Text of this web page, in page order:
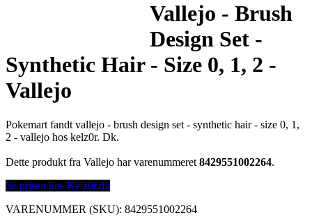
Vallejo - Brush
Design Set -
Synthetic Hair - Size 0, 1, 2 -
Vallejo
Pokemart fandt vallejo - brush design set - synthetic hair - size 0, 1,
2 - vallejo hos kelz0r. Dk.
Dette produkt fra Vallejo har varenummeret 8429551002264.
Se prisen hos Kelz0r.dk
VARENUMMER (SKU): 8429551002264